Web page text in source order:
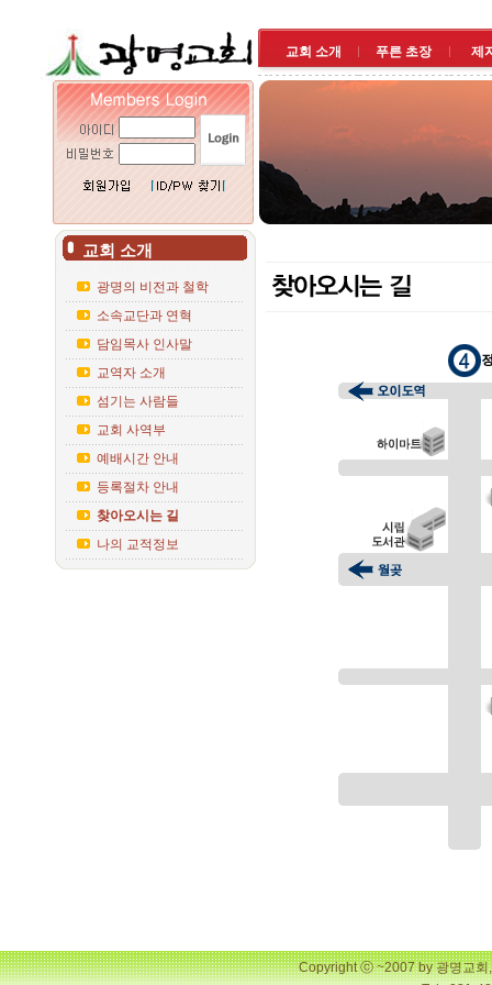
교회 소개 푸른 초장 제
교회 소개
광명의 비전과 철학
소속교단과 연혁
담임목사 인사말
교역자 소개
섬기는 사람들
교회 사역부
예배시간 안내
등록절차 안내
찾아오시는 길
나의 교적정보
Copyright ⓒ ~2007 by 광명교